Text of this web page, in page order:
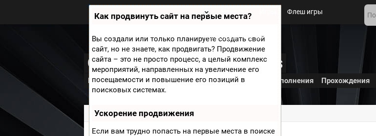
Как продвинуть сайт на первые места?
Вы создали или только планируете создать свой
сайт, но не знаете, как продвигать? Продвижение
сайта – это не просто процесс, а целый комплекс
мероприятий, направленных на увеличение его
посещаемости и повышение его позиций в
поисковых системах.
Ускорение продвижения
Если вам трудно попасть на первые места в поиске
Zobra.ru - Игровое сообщество -
все о играх
П
ф
ор
м
ы
Новости Флеш игры
Мини игры О сайте
Cut the Rope: Experiments
Видео Рецензии Новости Скриншоты Дополнения Прохождения
Zobra.ru»Игры» Cut the Rope: Experiments